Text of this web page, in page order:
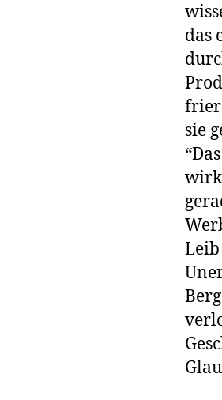
das
sie